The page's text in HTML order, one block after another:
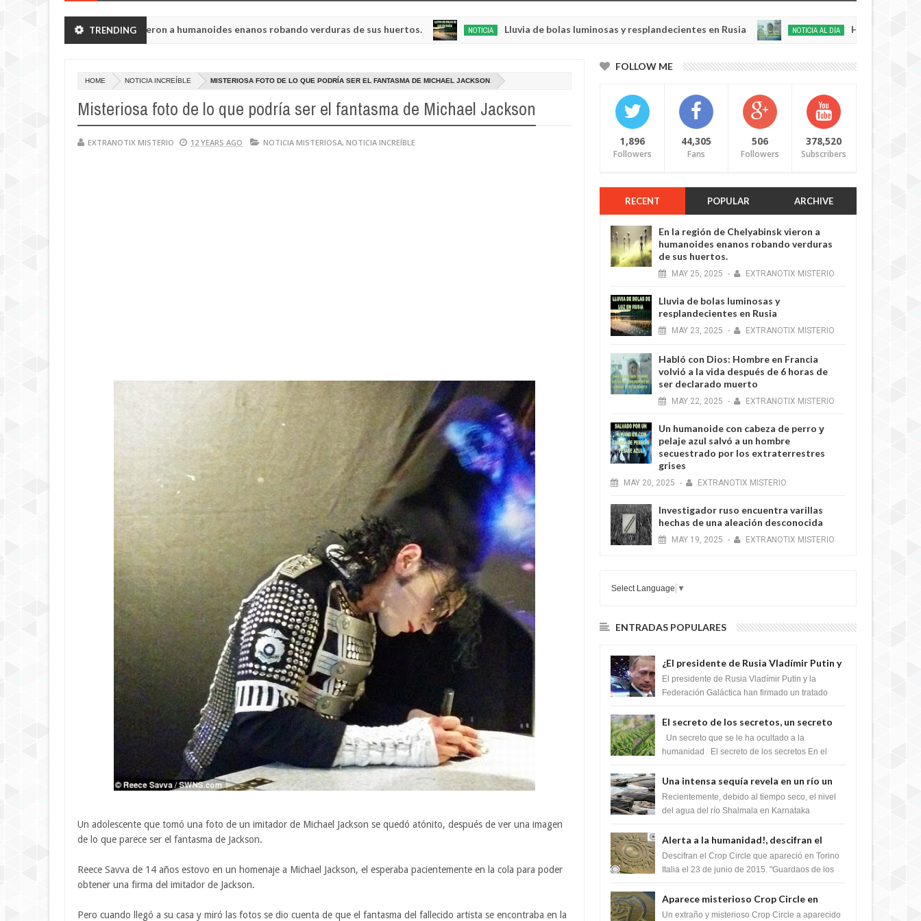
TRENDING
de Chelyabinsk vieron a humanoides enanos robando verduras de sus huertos. NOTICIA Lluvia de bolas luminosas y resplandecientes en Rusia
20250
NOTICIA AL DÍA Habló con Dios:
HOME NOTICIA INCREÍBLE MISTERIOSA FOTO DE LO QUE PODRÍA SER EL FANTASMA DE MICHAEL JACKSON
Misteriosa foto de lo que podría ser el fantasma de Michael Jackson
EXTRANOTIX MISTERIO 12 YEARS AGO NOTICIA MISTERIOSA, NOTICIA INCREÍBLE
Un adolescente que tomó una foto de un imitador de Michael Jackson se quedó atónito, después de ver una imagen
de lo que parece ser el fantasma de Jackson.
Reece Savva de 14 años estovo en un homenaje a Michael Jackson, el esperaba pacientemente en la cola para poder
obtener una firma del imitador de Jackson.
Pero cuando llegó a su casa y miró las fotos se dio cuenta de que el fantasma del fallecido artista se encontraba en la
FOLLOW ME
1,896
Followers
44,305
Fans
506
Followers
378,520
Subscribers
RECENT POPULAR ARCHIVE
En la región de Chelyabinsk vieron a
humanoides enanos robando verduras
de sus huertos.
MAY 25, 2025 - EXTRANOTIX MISTERIO
Lluvia de bolas luminosas y
resplandecientes en Rusia
MAY 23, 2025 - EXTRANOTIX MISTERIO
Habló con Dios: Hombre en Francia
volvió a la vida después de 6 horas de
ser declarado muerto
MAY 22, 2025 - EXTRANOTIX MISTERIO
Un humanoide con cabeza de perro у
pelaje azul salvó a un hombre
secuestrado por los extraterrestres
grises
MAY 20, 2025 - EXTRANOTIX MISTERIO
Investigador ruso encuentra varillas
hechas de una aleación desconocida
MAY 19, 2025 - EXTRANOTIX MISTERIO
Select Language ▼
ENTRADAS POPULARES
¿El presidente de Rusia Vladímir Putin y
la Federación Galactica han firmado un
tratado para acabar con los Sionistas?
El presidente de Rusia Vladímir Putin y la
Federación Galáctica han firmado un tratado
Si...
El secreto de los secretos, un secreto
que cambiaría por completo el destino
de la humanidad
Un secreto que se le ha ocultado a la
humanidad El secreto de los secretos En el
m...
Una intensa sequía revela en un río un
impresionante hallazgo de miles de
Shiva Lingas
Recientemente, debido al tiempo seco, el nivel
del agua del río Shalmala en Karnataka
Shiv...
Alerta a la humanidad!, descifran el
mensaje del Crop Circle de Torino ,Italia
Descifran el Crop Circle que apareció en Torino
Italia el 23 de junio de 2015. "Guardaos de los
Aparece misterioso Crop Circle en
Reino Unido 23 de junio 2016
Un extraño y misterioso Crop Circle a aparecido